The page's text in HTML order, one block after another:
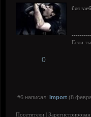
бля
Если
0
#6 написал: Import (8
Посетители |